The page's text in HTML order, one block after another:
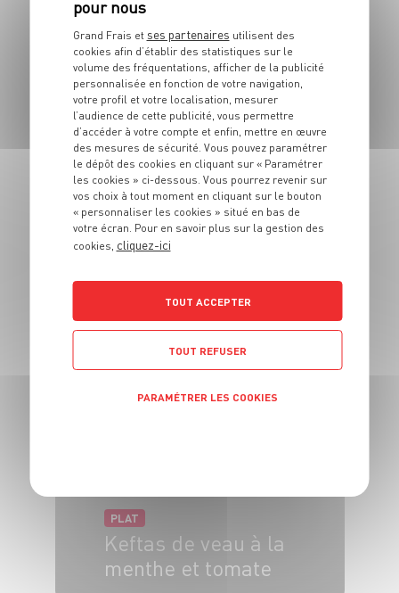
PLAT
Soupe de daurade
aux légumes de
saison
4 pers. 20 min 20 min
PLAT
Rösti de pomme de
terre au saumon
fumé et à la crème
citronnée et aneth
2 pers. 10 min 7 min
PLAT
Keftas de veau à la
menthe et tomate
Grand Frais et ses partenaires utilisent des
cookies afin d’établir des statistiques sur le
volume des fréquentations, afficher de la publicité
personnalisée en fonction de votre navigation,
votre profil et votre localisation, mesurer
l’audience de cette publicité, vous permettre
d’accéder à votre compte et enfin, mettre en œuvre
des mesures de sécurité. Vous pouvez paramétrer
le dépôt des cookies en cliquant sur « Paramétrer
les cookies » ci-dessous. Vous pourrez revenir sur
vos choix à tout moment en cliquant sur le bouton
« personnaliser les cookies » situé en bas de
votre écran. Pour en savoir plus sur la gestion des
cookies, cliquez-ici
TOUT ACCEPTER
TOUT REFUSER
PARAMÉTRER LES COOKIES